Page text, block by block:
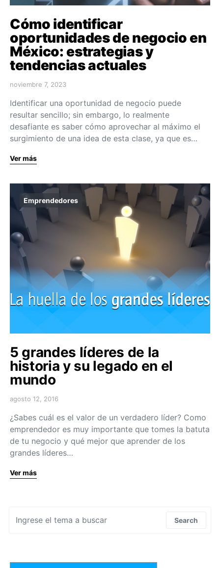
Cómo identificar
oportunidades de negocio en
México: estrategias y
tendencias actuales
noviembre 7, 2023
Identificar una oportunidad de negocio puede
resultar sencillo; sin embargo, lo realmente
desafiante es saber cómo aprovechar al máximo el
surgimiento de una idea de esta clase, ya que es…
Ver más
Emprendedores
5 grandes líderes de la
historia y su legado en el
mundo
agosto 12, 2016
¿Sabes cuál es el valor de un verdadero líder? Como
emprendedor es muy importante que tomes la batuta
de tu negocio y qué mejor que aprender de los
grandes líderes…
Ver más
Search